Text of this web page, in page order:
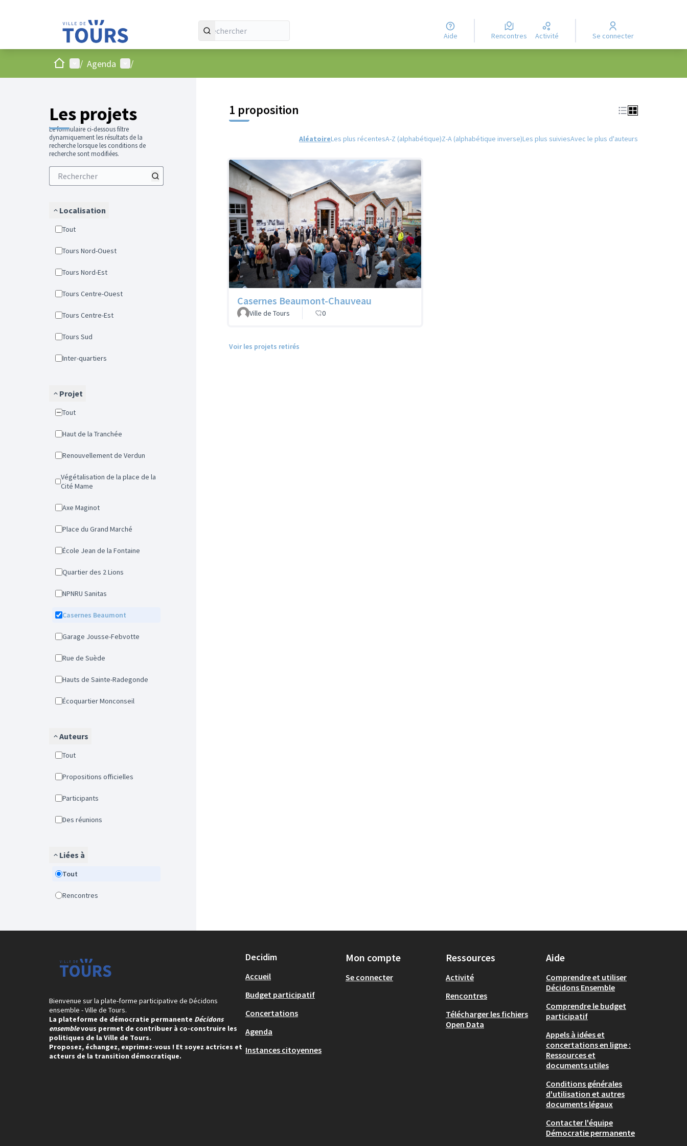
Aide Rencontres Activité Se connecter
AccueilMenu principal
/ Agenda Menu utilisateur
/
Les projets
Le formulaire ci-dessous filtre
dynamiquement les résultats de la
recherche lorsque les conditions de
recherche sont modifiées.
Localisation
Tout
Tours Nord-Ouest
Tours Nord-Est
Tours Centre-Ouest
Tours Centre-Est
Tours Sud
Inter-quartiers
Projet
Tout
Haut de la Tranchée
Renouvellement de Verdun
Végétalisation de la place de la
Cité Mame
Axe Maginot
Place du Grand Marché
École Jean de la Fontaine
Quartier des 2 Lions
NPNRU Sanitas
Casernes Beaumont
Garage Jousse-Febvotte
Rue de Suède
Hauts de Sainte-Radegonde
Écoquartier Monconseil
Auteurs
Tout
Propositions officielles
Participants
Des réunions
Liées à
Tout
Rencontres
1 proposition
AléatoireLes plus récentesA-Z (alphabétique)Z-A (alphabétique inverse)Les plus suiviesAvec le plus d'auteurs
Casernes Beaumont-Chauveau
Ville de Tours 0
Voir les projets retirés
Bienvenue sur la plate-forme participative de Décidons
ensemble - Ville de Tours.
La plateforme de démocratie permanente Décidons
ensemblevous permet de contribuer à co-construire les
politiques de la Ville de Tours.
Proposez, échangez, exprimez-vous ! Et soyez actrices et
acteurs de la transition démocratique.
Decidim
Accueil
Budget participatif
Concertations
Agenda
Instances citoyennes
Mon compte
Se connecter
Ressources
Activité
Rencontres
Télécharger les fichiers
Open Data
Aide
Comprendre et utiliser
Décidons Ensemble
Comprendre le budget
participatif
Appels à idées et
concertations en ligne :
Ressources et
documents utiles
Conditions générales
d'utilisation et autres
documents légaux
Contacter l'équipe
Démocratie permanente